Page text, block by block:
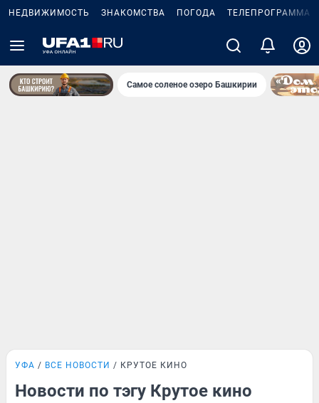
НЕДВИЖИМОСТЬ ЗНАКОМСТВА ПОГОДА ТЕЛЕПРОГРАММА
Самое соленое озеро Башкирии
УФА ВСЕ НОВОСТИ КРУТОЕ КИНО
Новости по тэгу Крутое кино